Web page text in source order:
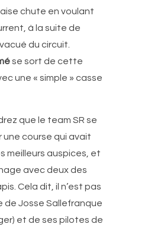
chute en voulant
à la suite de
du circuit.
se sort de cette
une « simple » casse
que le team SR se
une course qui avait
meilleurs auspices, et
avec deux des
Cela dit, il n’est pas
de Josse Sallefranque
et de ses pilotes de